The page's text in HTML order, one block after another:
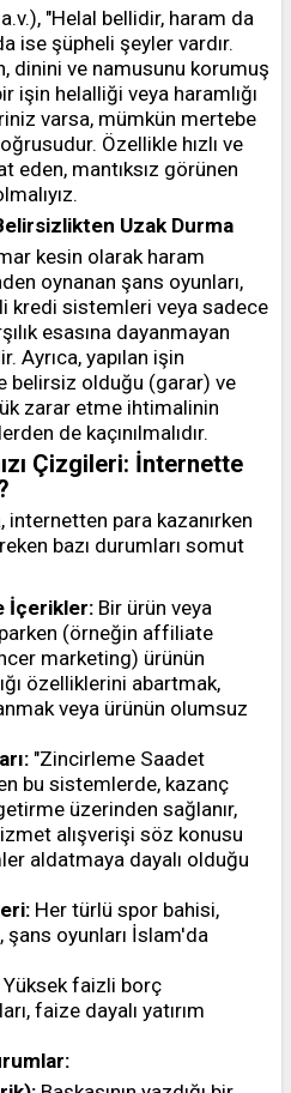
"Helal bellidir, haram da
ise şüpheli şeyler vardır.
dinini ve namusunu korumuş
işin helalliği veya haramlığı
varsa, mümkün mertebe
Özellikle hızlı ve
eden, mantıksız görünen
Uzak Durma
kesin olarak haram
oynanan şans oyunları,
kredi sistemleri veya sadece
esasına dayanmayan
Ayrıca, yapılan işin
belirsiz olduğu (garar) ve
zarar etme ihtimalinin
de kaçınılmalıdır.
Çizgileri: İnternette
internetten para kazanırken
bazı durumları somut
İçerikler: Bir ürün veya
(örneğin affiliate
marketing) ürünün
özelliklerini abartmak,
veya ürünün olumsuz
"Zincirleme Saadet
bu sistemlerde, kazanç
üzerinden sağlanır,
alışverişi söz konusu
aldatmaya dayalı olduğu
Her türlü spor bahisi,
şans oyunları İslam'da
Yüksek faizli borç
faize dayalı yatırım